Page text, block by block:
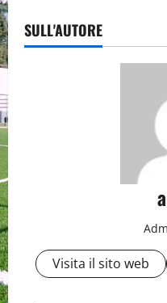
SULL'AUTORE
Visita il sito web